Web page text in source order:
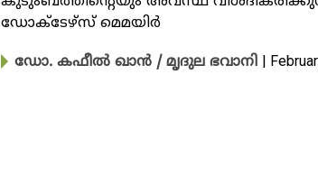
ഡോക്​ടേഴ്​സ്​ മെമയിർ
ഡോ. കഫീൽ ഖാൻ / മൃദുല ഭവാനി |